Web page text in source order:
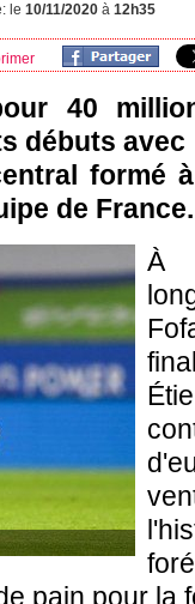
le 10/11/2020 à 12h35
40
débuts
formé
de France.
À
pain pour la